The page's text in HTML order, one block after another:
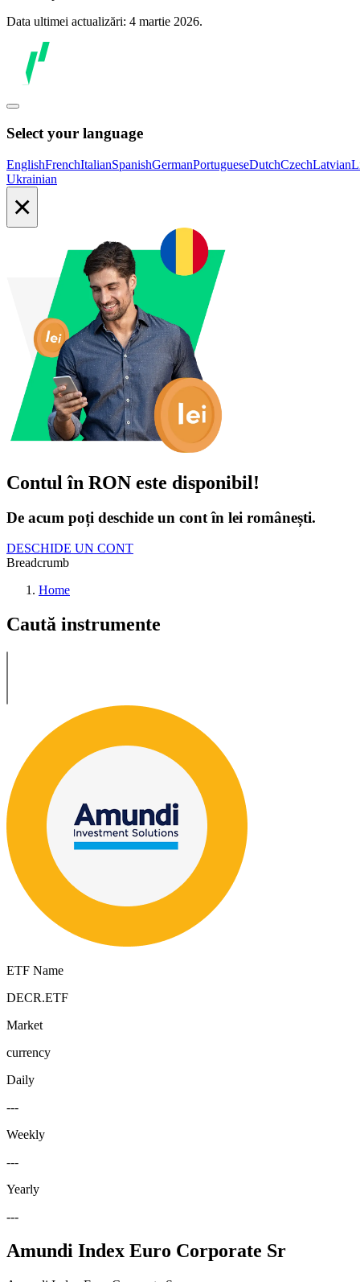
Data ultimei actualizări: 4 martie 2026.
Select your language
EnglishFrenchItalianSpanishGermanPortugueseDutchCzechLatvian
Ukrainian
×
Contul în RON este disponibil!
De acum poți deschide un cont în lei românești.
DESCHIDE UN CONT
Breadcrumb
Home
Caută instrumente
ETF Name
DECR.ETF
Market
currency
Daily
---
Weekly
---
Yearly
---
Amundi Index Euro Corporate Sr